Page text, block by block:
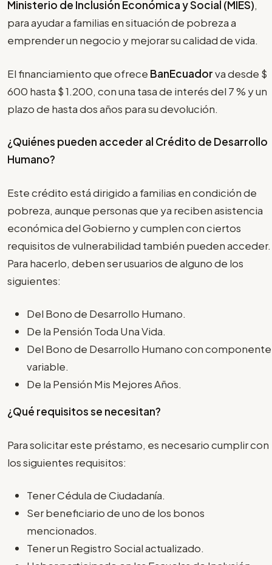
Ministerio de Inclusión Económica y Social (MIES),
para ayudar a familias en situación de pobreza a
emprender un negocio y mejorar su calidad de vida.
El financiamiento que ofrece BanEcuadorva desde $
600 hasta $ 1.200, con una tasa de interés del 7 % y un
plazo de hasta dos años para su devolución.
¿Quiénes pueden acceder al Crédito de Desarrollo
Humano?
Este crédito está dirigido a familias en condición de
pobreza, aunque personas que ya reciben asistencia
económica del Gobierno y cumplen con ciertos
requisitos de vulnerabilidad también pueden acceder.
Para hacerlo, deben ser usuarios de alguno de los
siguientes:
Del Bono de Desarrollo Humano.
De la Pensión Toda Una Vida.
Del Bono de Desarrollo Humano con componente
variable.
De la Pensión Mis Mejores Años.
¿Qué requisitos se necesitan?
Para solicitar este préstamo, es necesario cumplir con
los siguientes requisitos:
Tener Cédula de Ciudadanía.
Ser beneficiario de uno de los bonos
mencionados.
Tener un Registro Social actualizado.